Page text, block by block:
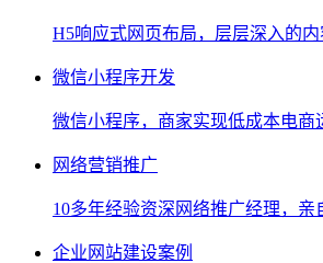
H5响应式网页布局，层层深入的
微信小程序开发
微信小程序，商家实现低成本电商
网络营销推广
10多年经验资深网络推广经理，
企业网站建设案例